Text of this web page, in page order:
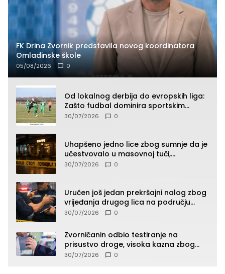
FK Drina Zvornik predstavila novog koordinatora
Omladinske škole
05/08/2026 0
Od lokalnog derbija do evropskih liga:
Zašto fudbal dominira sportskim
klađenjem
30/07/2026 0
Uhapšeno jedno lice zbog sumnje da je
učestvovalo u masovnoj tuči,
maloljetnik zadobio povrede
30/07/2026 0
Uručen još jedan prekršajni nalog zbog
vrijeđanja drugog lica na području
Zvornika
30/07/2026 0
Zvorničanin odbio testiranje na
prisustvo droge, visoka kazna zbog
kršenja Zakona o osnovama
30/07/2026 0